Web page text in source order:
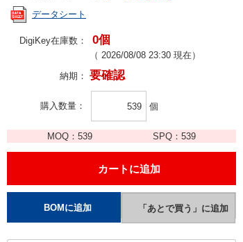
データシート
DigiKey在庫数： 0個
（ 2026/08/08 23:30 現在）
納期： 要確認
購入数量 個
MOQ：539 SPQ： 539